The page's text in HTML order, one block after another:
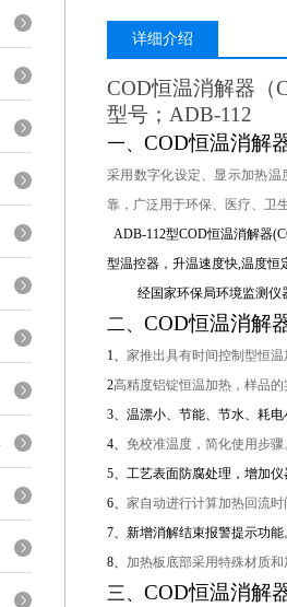
详细介绍
COD恒温消解器（
型号； ADB-112
一、 COD恒温消解
采用数字化设定、显示加热
靠，广泛用于环保、医疗、卫
ADB-112型COD恒温消解器
型温控器，升温速度快,温度恒
经国家环保局环境监测仪
二、 COD恒温消解
1、 家推出具有时间控制型恒
2高精度铝锭恒温加热，样品
3、温漂小、节能、节水、耗
4、 免校准温度，简化使用步骤
5、工艺表面防腐处理，增加
6、 家自动进行计算加热回流
7、新增消解结束报警提示功能
8、 加热板底部采用特殊材质
三、 COD恒温消解